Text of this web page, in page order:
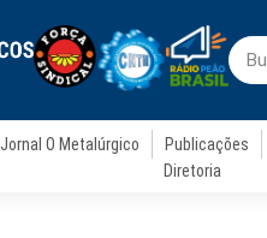
Jornal O Metalúrgico Publicações
Diretoria